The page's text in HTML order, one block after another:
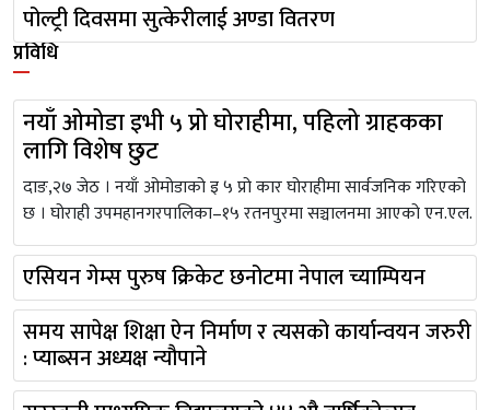
पोल्ट्री दिवसमा सुत्केरीलाई अण्डा वितरण
प्रविधि
नयाँ ओमोडा इभी ५ प्रो घोराहीमा, पहिलो ग्राहकका
लागि विशेष छुट
दाङ,२७ जेठ । नयाँ ओमोडाको इ ५ प्रो कार घोराहीमा सार्वजनिक गरिएको
छ । घोराही उपमहानगरपालिका–१५ रतनपुरमा सञ्चालनमा आएको एन.एल.
एसियन गेम्स पुरुष क्रिकेट छनोटमा नेपाल च्याम्पियन
समय सापेक्ष शिक्षा ऐन निर्माण र त्यसको कार्यान्वयन जरुरी
: प्याब्सन अध्यक्ष न्यौपाने